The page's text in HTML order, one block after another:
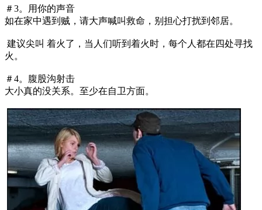
＃3。用你的声音
如在家中遇到贼，请大声喊叫救命，别担心打扰到邻居。
建议尖叫 着火了，当人们听到着火时，每个人都在四处寻找
火。
＃4。腹股沟射击
大小真的没关系。至少在自卫方面。